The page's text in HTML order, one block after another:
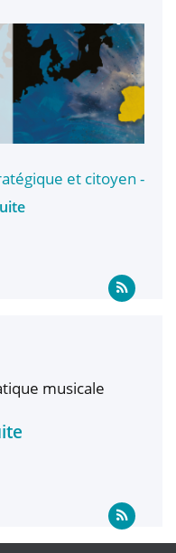
- Lorient - Le conflit…